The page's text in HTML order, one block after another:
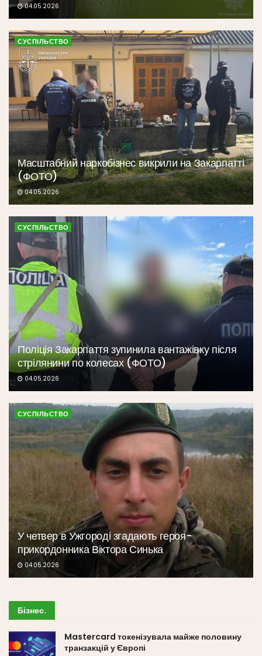
04.05.2026
СУСПІЛЬСТВО
Масштабний наркобізнес викрили на Закарпатті
(ФОТО)
04.05.2026
СУСПІЛЬСТВО
Поліція Закарпаття зупинила вантажівку після
стрілянини по колесах (ФОТО)
04.05.2026
СУСПІЛЬСТВО
У четвер в Ужгороді згадають героя-
прикордонника Віктора Синька
04.05.2026
Бізнес.
Mastercard токенізувала майже половину
транзакцій у Європі